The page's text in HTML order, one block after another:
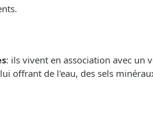
: ils vivent en association avec un
offrant de l'eau, des sels